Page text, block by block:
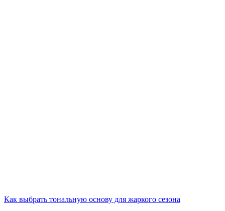
Как выбрать тональную основу для жаркого сезона